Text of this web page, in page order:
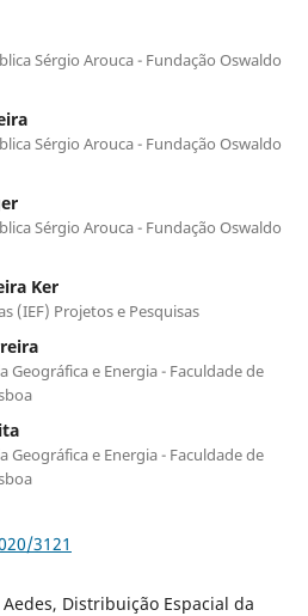
Sérgio Arouca - Fundação Oswaldo
Sérgio Arouca - Fundação Oswaldo
Sérgio Arouca - Fundação Oswaldo
Ker
(IEF) Projetos e Pesquisas
e Energia - Faculdade de
e Energia - Faculdade de
3121
Distribuição Espacial da